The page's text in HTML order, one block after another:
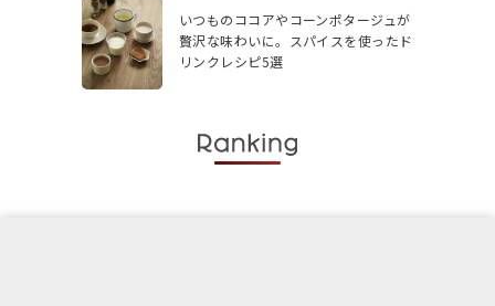
いつものココアやコーンポタージュが
贅沢な味わいに。スパイスを使ったド
リンクレシピ5選